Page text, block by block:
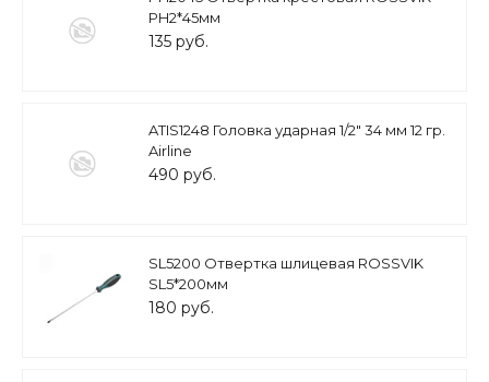
PH2*45мм
135 руб.
ATIS1248 Головка ударная 1/2" 34 мм 12 гр.
Airline
490 руб.
SL5200 Отвертка шлицевая ROSSVIK
SL5*200мм
180 руб.